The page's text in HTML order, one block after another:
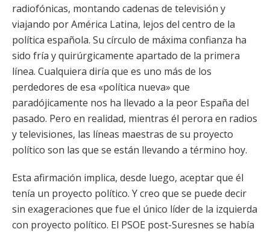
radiofónicas, montando cadenas de televisión y
viajando por América Latina, lejos del centro de la
política española. Su círculo de máxima confianza ha
sido fría y quirúrgicamente apartado de la primera
línea. Cualquiera diría que es uno más de los
perdedores de esa «política nueva» que
paradójicamente nos ha llevado a la peor España del
pasado. Pero en realidad, mientras él perora en radios
y televisiones, las líneas maestras de su proyecto
político son las que se están llevando a término hoy.
Esta afirmación implica, desde luego, aceptar que él
tenía un proyecto político. Y creo que se puede decir
sin exageraciones que fue el único líder de la izquierda
con proyecto político. El PSOE post-Suresnes se había